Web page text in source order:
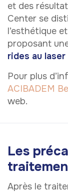
et des
Center se
l’esthétique
proposant
rides au laser
Pour plus
ACIBADEM
web.
Les
Après le